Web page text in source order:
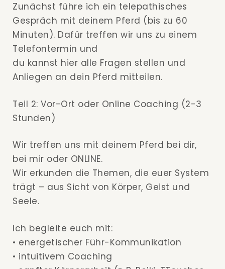
Zunächst führe ich ein telepathisches
Gespräch mit deinem Pferd (bis zu 60
Minuten). Dafür treffen wir uns zu einem
Telefontermin und
du kannst hier alle Fragen stellen und
Anliegen an dein Pferd mitteilen.
Teil 2: Vor-Ort oder Online Coaching (2-3
Stunden)
Wir treffen uns mit deinem Pferd bei dir,
bei mir oder ONLINE.
Wir erkunden die Themen, die euer System
trägt – aus Sicht von Körper, Geist und
Seele.
Ich begleite euch mit:
• energetischer Führ-Kommunikation
• intuitivem Coaching